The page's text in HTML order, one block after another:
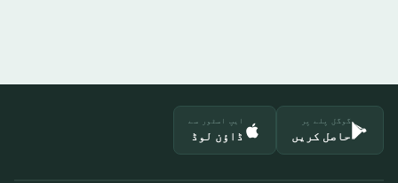
گوگل پلے پر
حاصل کریں
ایپ اسٹور سے
ڈاؤن لوڈ